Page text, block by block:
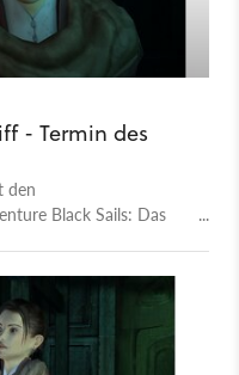
- Termin des
den
Black Sails: Das